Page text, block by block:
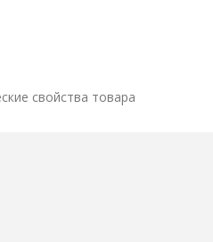
свойства товара